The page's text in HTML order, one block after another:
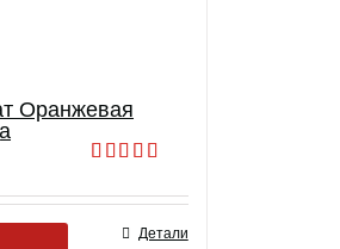
Оранжевая
5.00из 5
Детали